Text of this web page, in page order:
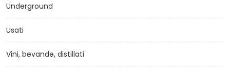
Underground
Usati
Vini, bevande, distillati